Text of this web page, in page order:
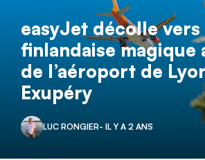
easyJet décolle
finlandaise magique
de l’aéroport de
Exupéry
LUC RONGIER- IL Y A 2 ANS